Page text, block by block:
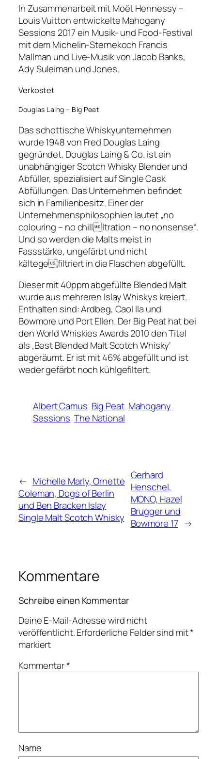
In Zusammenarbeit mit Moët Hennessy –
Louis Vuitton entwickelte Mahogany
Sessions 2017 ein Musik- und Food-Festival
mit dem Michelin-Sternekoch Francis
Mallman und Live-Musik von Jacob Banks,
Ady Suleiman und Jones.
Verkostet
Douglas Laing – Big Peat
Das schottische Whiskyunternehmen
wurde 1948 von Fred Douglas Laing
gegründet. Douglas Laing & Co. ist ein
unabhängiger Scotch Whisky Blender und
Abfüller, spezialisiert auf Single Cask
Abfüllungen. Das Unternehmen befindet
sich in Familienbesitz. Einer der
Unternehmensphilosophien lautet „no
colouring – no chillltration – no nonsense“.
Und so werden die Malts meist in
Fassstärke, ungefärbt und nicht
kältegefiltriert in die Flaschen abgefüllt.
Dieser mit 40ppm abgefüllte Blended Malt
wurde aus mehreren Islay Whiskys kreiert.
Enthalten sind: Ardbeg, Caol Ila und
Bowmore und Port Ellen. Der Big Peat hat bei
den World Whiskies Awards 2010 den Titel
als ‚Best Blended Malt Scotch Whisky‘
abgeräumt. Er ist mit 46% abgefüllt und ist
weder gefärbt noch kühlgefiltert.
Albert Camus Big Peat Mahogany
Sessions The National
← Michelle Marly, Ornette
Coleman, Dogs of Berlin
und Ben Bracken Islay
Single Malt Scotch Whisky
Gerhard
Henschel,
MONO, Hazel
Brugger und
Bowmore 17 →
Kommentare
Schreibe einen Kommentar
Deine E-Mail-Adresse wird nicht
veröffentlicht.Erforderliche Felder sind mit*
markiert
Kommentar*
Name